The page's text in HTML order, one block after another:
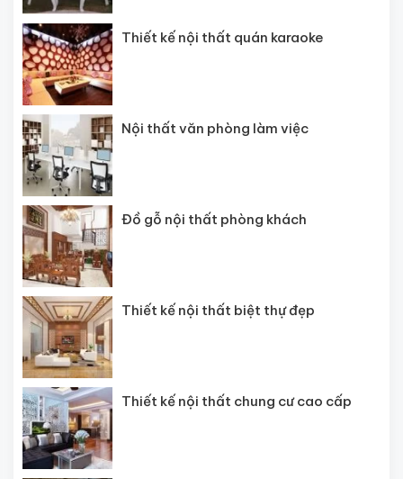
Thiết kế nội thất quán karaoke
Nội thất văn phòng làm việc
Đồ gỗ nội thất phòng khách
Thiết kế nội thất biệt thự đẹp
Thiết kế nội thất chung cư cao cấp